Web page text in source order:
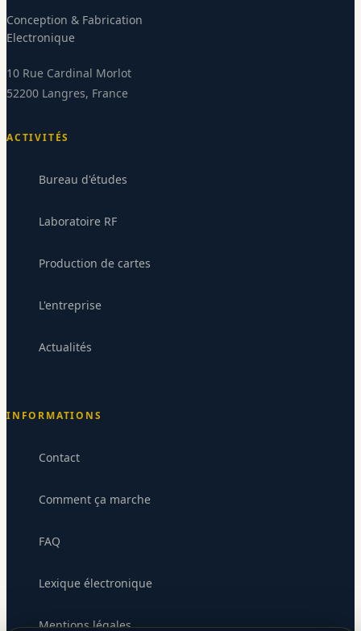
Conception & Fabrication
Electronique
10 Rue Cardinal Morlot
52200 Langres, France
ACTIVITÉS
Bureau d'études
Laboratoire RF
Production de cartes
L'entreprise
Actualités
INFORMATIONS
Contact
Comment ça marche
FAQ
Lexique électronique
Mentions légales
CE Codium Electronique
Répond sous 24-48h